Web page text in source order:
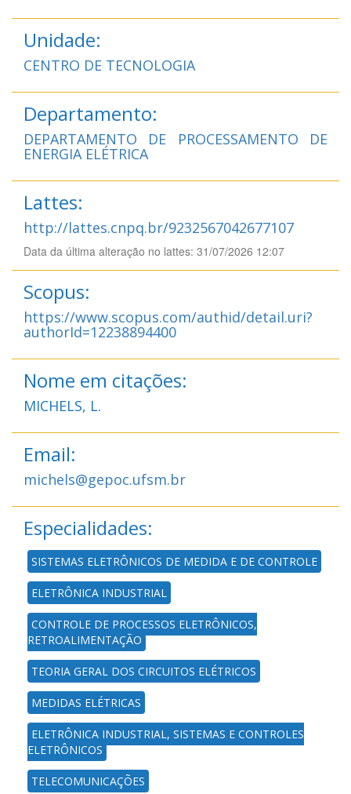
Unidade:
CENTRO DE TECNOLOGIA
Departamento:
DEPARTAMENTO DE PROCESSAMENTO DE
ENERGIA ELÉTRICA
Lattes:
http://lattes.cnpq.br/9232567042677107
Data da última alteração no lattes: 31/07/2026 12:07
Scopus:
https://www.scopus.com/authid/detail.uri?
authorId=12238894400
Nome em citações:
MICHELS, L.
Email:
michels@gepoc.ufsm.br
Especialidades:
SISTEMAS ELETRÔNICOS DE MEDIDA E DE CONTROLE
ELETRÔNICA INDUSTRIAL
CONTROLE DE PROCESSOS ELETRÔNICOS,
RETROALIMENTAÇÃO
TEORIA GERAL DOS CIRCUITOS ELÉTRICOS
MEDIDAS ELÉTRICAS
ELETRÔNICA INDUSTRIAL, SISTEMAS E CONTROLES
ELETRÔNICOS
TELECOMUNICAÇÕES